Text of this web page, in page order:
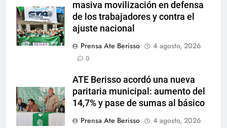
masiva movilización en defensa
de los trabajadores y contra el
ajuste nacional
Prensa Ate Berisso
4 agosto, 2026
0
ATE Berisso acordó una nueva
paritaria municipal: aumento del
14,7% y pase de sumas al básico
Prensa Ate Berisso
4 agosto, 2026